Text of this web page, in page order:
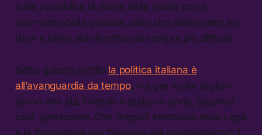
sulla possibilità di ridere della realtà con lo
strumento della parodia, dato che distinguere tra
l’una e l’altra sta diventando sempre più difficile.
Sotto questo profilo la politica italiana è
all’avanguardia da tempo, ma per molte ragioni
l’anno che sta finendo è stato un anno, diciamo
così, particolare. Con l’exploit elettorale della Lega